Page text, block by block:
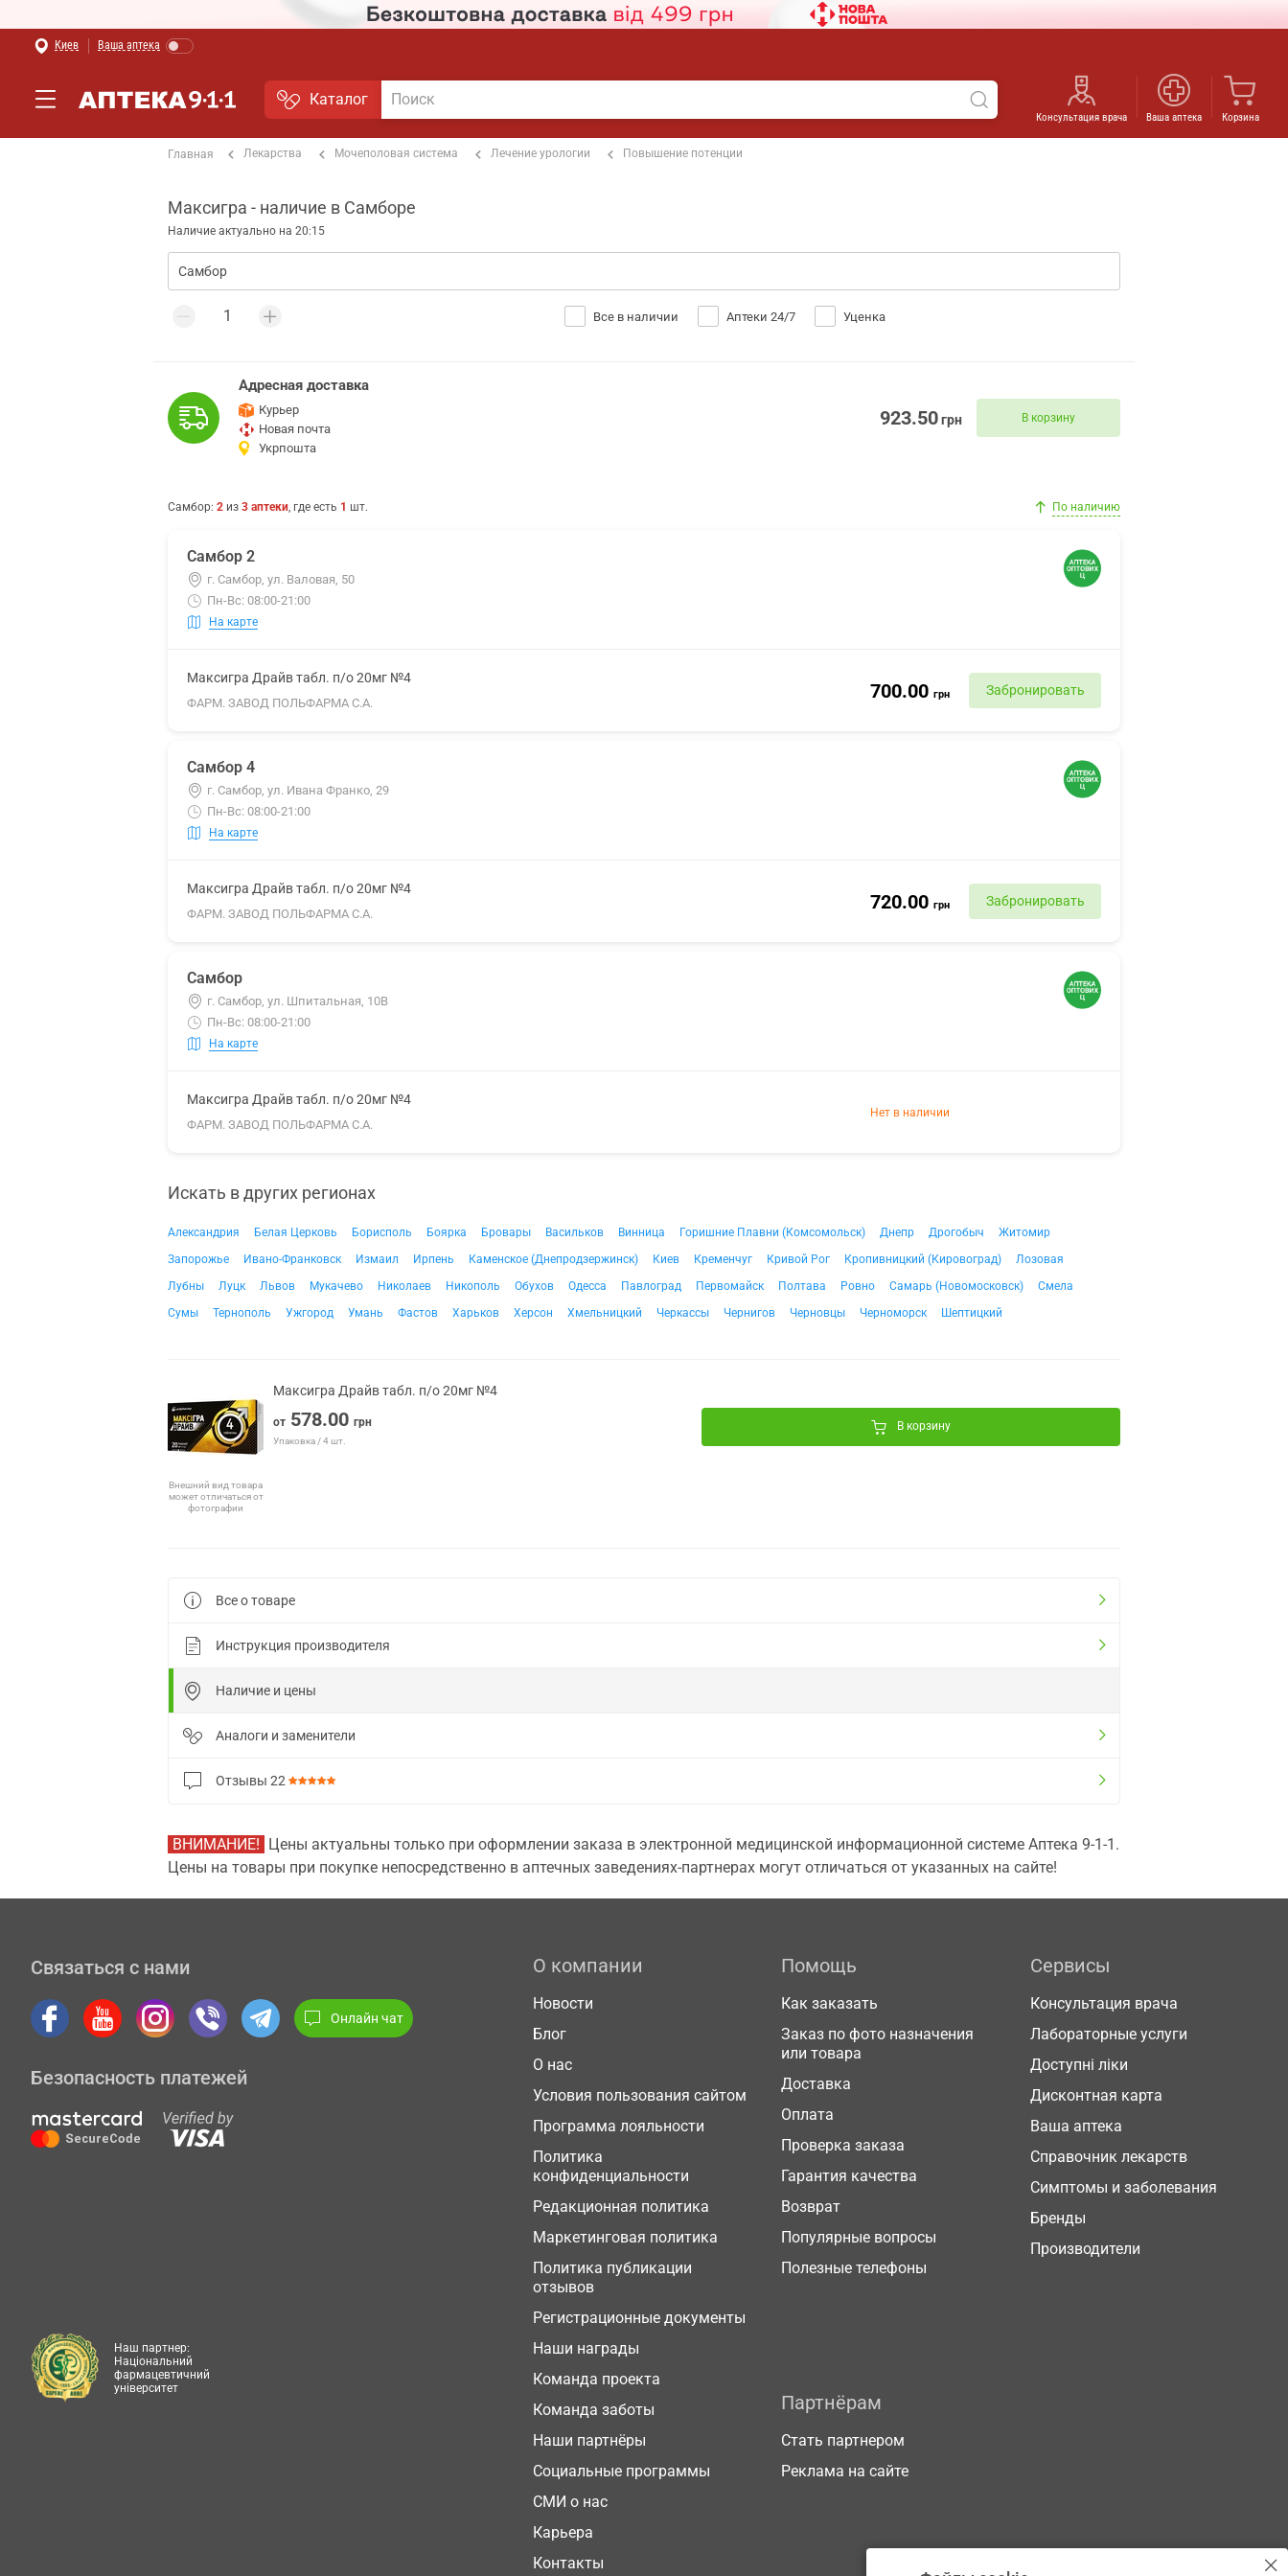
Киев Ваша аптека
Каталог
Консультация врача Ваша аптека Корзина
Главная Лекарства Мочеполовая система Лечение урологии Повышение потенции
Максигра - наличие в Самборе
Наличие актуально на 20:15
Все в наличии Аптеки 24/7 Уценка
Адресная доставка
Курьер
Новая почта
Укрпошта
923.50грн В корзину
Самбор: 2 из 3 аптеки, где есть 1 шт. По наличию
Самбор 2
г. Самбор, ул. Валовая, 50
Пн-Вс: 08:00-21:00
На карте
Максигра Драйв табл. п/о 20мг №4
ФАРМ. ЗАВОД ПОЛЬФАРМА С.А.
700.00 грн Забронировать
Самбор 4
г. Самбор, ул. Ивана Франко, 29
Пн-Вс: 08:00-21:00
На карте
Максигра Драйв табл. п/о 20мг №4
ФАРМ. ЗАВОД ПОЛЬФАРМА С.А.
720.00 грн Забронировать
Самбор
г. Самбор, ул. Шпитальная, 10В
Пн-Вс: 08:00-21:00
На карте
Максигра Драйв табл. п/о 20мг №4
ФАРМ. ЗАВОД ПОЛЬФАРМА С.А.
Нет в наличии
Искать в других регионах
Александрия Белая Церковь Борисполь Боярка Бровары Васильков Винница Горишние Плавни (Комсомольск) Днепр Дрогобыч
Житомир
Запорожье
Ивано-Франковск Измаил Ирпень Каменское (Днепродзержинск) Киев Кременчуг Кривой Рог Кропивницкий (Кировоград)
Лозовая
Лубны
Луцк Львов Мукачево Николаев Никополь Обухов Одесса Павлоград Первомайск Полтава Ровно Самарь (Новомосковск)
Смела
Сумы
Тернополь Ужгород Умань Фастов Харьков Херсон Хмельницкий Черкассы Чернигов Черновцы Черноморск Шептицкий
Внешний вид товара
может отличаться от
фотографии
Максигра Драйв табл. п/о 20мг №4
от 578.00 грн
Упаковка / 4 шт.
В корзину
Все о товаре
Инструкция производителя
Наличие и цены
Аналоги и заменители
Отзывы 22
ВНИМАНИЕ! Цены актуальны только при оформлении заказа в электронной медицинской информационной системе Аптека 9-1-1.
Цены на товары при покупке непосредственно в аптечных заведениях-партнерах могут отличаться от указанных на сайте!
Связаться с нами
Онлайн чат
Безопасность платежей
О компании
Новости
Блог
О нас
Условия пользования сайтом
Программа лояльности
Политика
конфиденциальности
Редакционная политика
Маркетинговая политика
Политика публикации
отзывов
Регистрационные документы
Наши награды
Команда проекта
Команда заботы
Наши партнёры
Социальные программы
СМИ о нас
Карьера
Контакты
Помощь
Как заказать
Заказ по фото назначения
или товара
Доставка
Оплата
Проверка заказа
Гарантия качества
Возврат
Популярные вопросы
Полезные телефоны
Сервисы
Консультация врача
Лабораторные услуги
Доступні ліки
Дисконтная карта
Ваша аптека
Справочник лекарств
Симптомы и заболевания
Бренды
Производители
Партнёрам
Стать партнером
Реклама на сайте
Наш партнер:
Національний
фармацевтичний
університет